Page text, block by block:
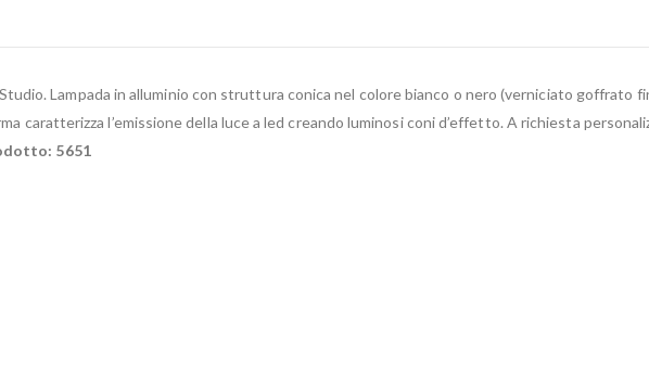
Lampada in alluminio con struttura conica nel colore bianco o nero (verniciato goffrato
caratterizza l’emissione della luce a led creando luminosi coni d’effetto. A richiesta
5651